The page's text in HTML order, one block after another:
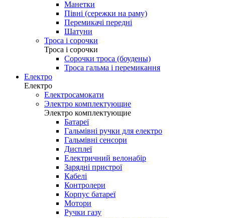
Манетки
Півні (сережки на раму)
Перемикачі передні
Шатуни
Троса і сорочки
Троса і сорочки
Сорочки троса (боудены)
Троса гальма і перемикання
Електро
Електро
Електросамокати
Электро комплектующие
Электро комплектующие
Батареї
Гальмівні ручки для електро
Гальмівні сенсори
Дисплеї
Електричний велонабір
Зарядні пристрої
Кабелі
Контролери
Корпус батареї
Мотори
Ручки газу